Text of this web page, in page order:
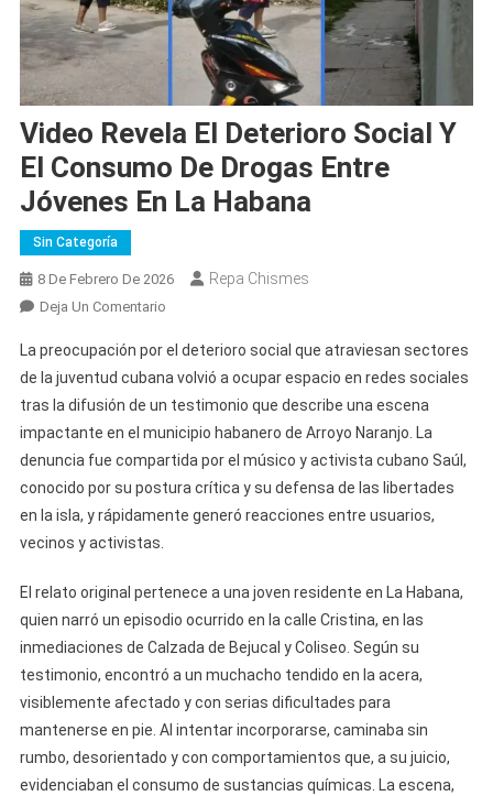
Video Revela El Deterioro Social Y
El Consumo De Drogas Entre
Jóvenes En La Habana
Sin Categoría
8 De Febrero De 2026 Repa Chismes
Deja Un ComentarioEn
Revela
El
Deterioro
Social
Y
El
Consumo
Jóvenes
Habana
La preocupación por el deterioro social que atraviesan sectores
de la juventud cubana volvió a ocupar espacio en redes sociales
tras la difusión de un testimonio que describe una escena
impactante en el municipio habanero de Arroyo Naranjo. La
denuncia fue compartida por el músico y activista cubano Saúl,
conocido por su postura crítica y su defensa de las libertades
en la isla, y rápidamente generó reacciones entre usuarios,
vecinos y activistas.
El relato original pertenece a una joven residente en La Habana,
quien narró un episodio ocurrido en la calle Cristina, en las
inmediaciones de Calzada de Bejucal y Coliseo. Según su
testimonio, encontró a un muchacho tendido en la acera,
visiblemente afectado y con serias dificultades para
mantenerse en pie. Al intentar incorporarse, caminaba sin
rumbo, desorientado y con comportamientos que, a su juicio,
evidenciaban el consumo de sustancias químicas. La escena,